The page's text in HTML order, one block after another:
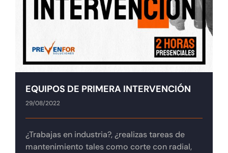
Tienda online
EQUIPOS DE PRIMERA INTERVENCIÓN
29/08/2022
¿Trabajas en industria?, ¿realizas tareas de
mantenimiento tales como corte con radial,